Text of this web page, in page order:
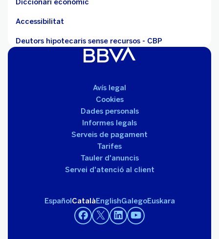
Diccionari econòmic
Accessibilitat
Deutors hipotecaris sense recursos - CBP
Avís legal
Cookies
Dades personals
Informes legals
Serveis de pagament
Tarifes
Tauler d'anuncis
Servei d'atenció al client
EspañolCatalàEnglishGalegoEuskara